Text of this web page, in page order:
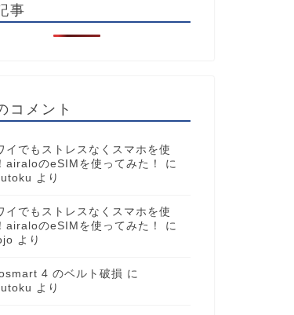
事
コメント
イでもストレスなくスマホを使
airaloのeSIMを使ってみた！
に
より
イでもストレスなくスマホを使
airaloのeSIMを使ってみた！
に
より
4 のベルト破損 に
より